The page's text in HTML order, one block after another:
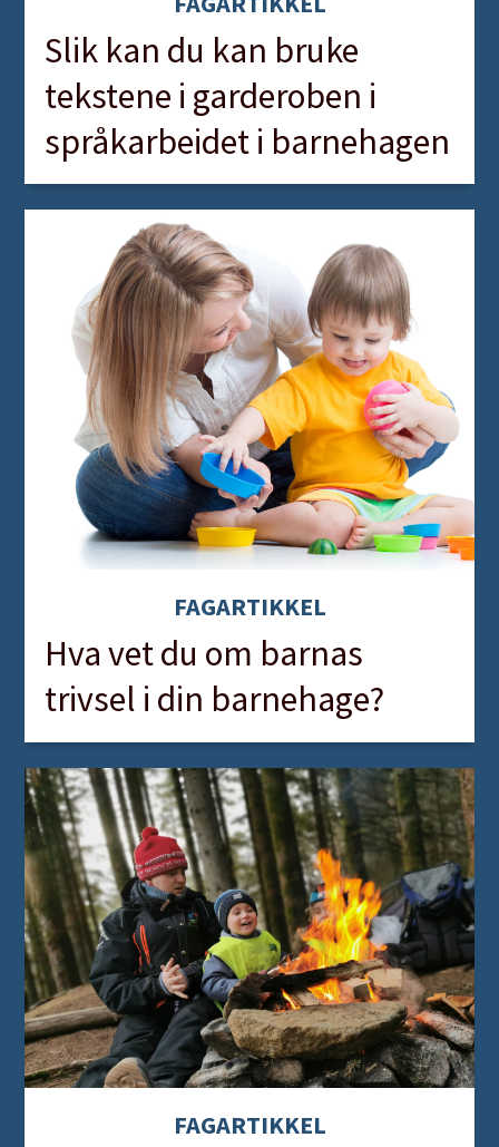
Slik kan du kan bruke
tekstene i garderoben i
språkarbeidet i barnehagen
FAGARTIKKEL
Hva vet du om barnas
trivsel i din barnehage?
FAGARTIKKEL